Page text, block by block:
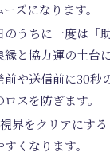
ズになります。
のうちに一度は「
と協力運の土台
前や送信前に30秒
スを防ぎます。
視界をクリアにする
くなります。